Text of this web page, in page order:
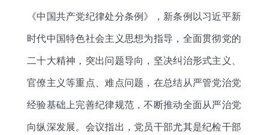
《中国共产党纪律处分条例》，新条例以习近平新
时代中国特色社会主义思想为指导，全面贯彻党的
二十大精神，突出问题导向，坚决纠治形式主义、
官僚主义等重点、难点问题，在总结从严管党治党
经验基础上完善纪律规范，不断推动全面从严治党
向纵深发展。会议指出，党员干部尤其是纪检干部